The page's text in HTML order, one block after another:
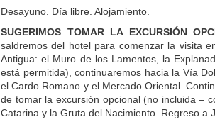
Desayuno. Día libre. Alojamiento.
SUGERIMOS TOMAR LA EXCURSIÓN
saldremos del hotel para comenzar la visita
Antigua: el Muro de los Lamentos, la
está permitida), continuaremos hacia la Vía
el Cardo Romano y el Mercado Oriental.
de tomar la excursión opcional (no incluida –
Catarina y la Gruta del Nacimiento. Regreso a